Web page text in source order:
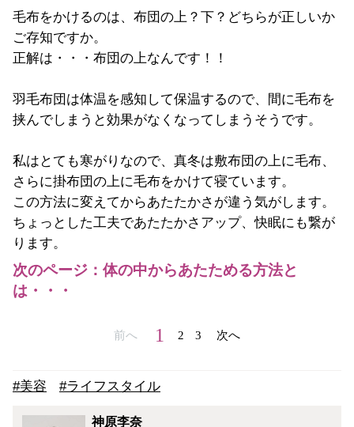
毛布をかけるのは、布団の上？下？どちらが正しいか
ご存知ですか。
正解は・・・布団の上なんです！！
羽毛布団は体温を感知して保温するので、間に毛布を
挟んでしまうと効果がなくなってしまうそうです。
私はとても寒がりなので、真冬は敷布団の上に毛布、
さらに掛布団の上に毛布をかけて寝ています。
この方法に変えてからあたたかさが違う気がします。
ちょっとした工夫であたたかさアップ、快眠にも繋が
ります。
次のページ：体の中からあたためる方法と
は・・・
前へ 1 2 3 次へ
#美容 #ライフスタイル
神原李奈